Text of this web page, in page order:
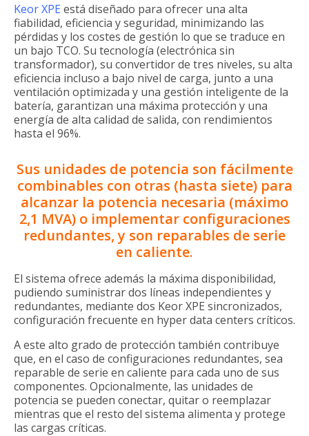
Keor XPE está diseñado para ofrecer una alta
fiabilidad, eficiencia y seguridad, minimizando las
pérdidas y los costes de gestión lo que se traduce en
un bajo TCO. Su tecnología (electrónica sin
transformador), su convertidor de tres niveles, su alta
eficiencia incluso a bajo nivel de carga, junto a una
ventilación optimizada y una gestión inteligente de la
batería, garantizan una máxima protección y una
energía de alta calidad de salida, con rendimientos
hasta el 96%.
Sus unidades de potencia son fácilmente
combinables con otras (hasta siete) para
alcanzar la potencia necesaria (máximo
2,1 MVA) o implementar configuraciones
redundantes, y son reparables de serie
en caliente.
El sistema ofrece además la máxima disponibilidad,
pudiendo suministrar dos líneas independientes y
redundantes, mediante dos Keor XPE sincronizados,
configuración frecuente en hyper data centers críticos.
A este alto grado de protección también contribuye
que, en el caso de configuraciones redundantes, sea
reparable de serie en caliente para cada uno de sus
componentes. Opcionalmente, las unidades de
potencia se pueden conectar, quitar o reemplazar
mientras que el resto del sistema alimenta y protege
las cargas críticas.